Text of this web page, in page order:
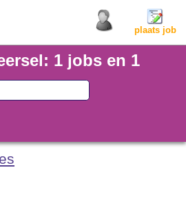
plaats job
1 jobs en 1